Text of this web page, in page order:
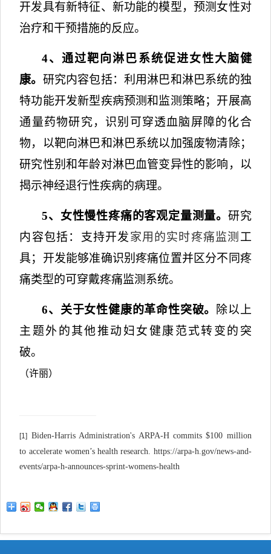
开发具有新特征、新功能的模型，预测女性对
治疗和干预措施的反应。
4、通过靶向淋巴系统促进女性大脑健
康。 研究内容包括：利用淋巴和淋巴系统的独
特功能开发新型疾病预测和监测策略；开展高
通量药物研究，识别可穿透血脑屏障的化合
物，以靶向淋巴和淋巴系统以加强废物清除；
研究性别和年龄对淋巴血管变异性的影响，以
揭示神经退行性疾病的病理。
5、女性慢性疼痛的客观定量测量。 研究
内容包括：支持开发家用的实时疼痛监测 工
具；开发能够准确识别疼痛位置并区分不同疼
痛类型的可穿戴疼痛监测系统。
6、关于女性健康的革命性突破。
除以上
主题外的其他推动妇女健康范式转变的突
破。
（许丽）
[1] Biden-Harris Administration's ARPA-H commits $100 million
to accelerate women’s health research. https://arpa-h.gov/news-and-
events/arpa-h-announces-sprint-womens-health